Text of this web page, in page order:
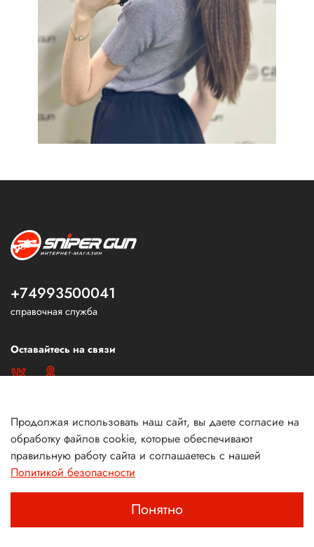
+74993500041
справочная служба
Оставайтесь на связи
Продолжая использовать наш сайт, вы даете согласие на
обработку файлов cookie, которые обеспечивают
правильную работу сайта и соглашаетесь с нашей
Политикой безопасности
Понятно